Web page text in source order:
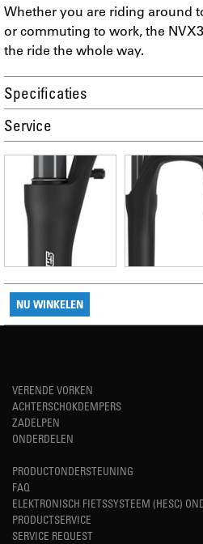
Whether you are riding around
or commuting to work, the
the ride the whole way.
Specificaties
Service
NU WINKELEN
VERENDE VORKEN
ACHTERSCHOKDEMPERS
ZADELPEN
ONDERDELEN
PRODUCTONDERSTEUNING
FAQ
ELEKTRONISCH FIETSSYSTEEM (HESC)
PRODUCTSERVICE
SERVICE REQUEST